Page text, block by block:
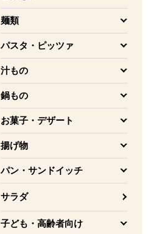
麺類
を開く
パスタ・ピッツァ
を開く
汁もの
を開く
鍋もの
を開く
お菓子・デザート
を開く
揚げ物
を開く
パン・サンドイッチ
を開く
サラダ
子ども・高齢者向け
を開く